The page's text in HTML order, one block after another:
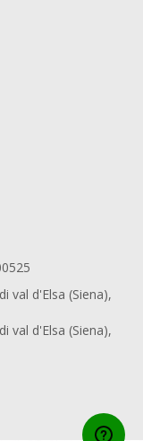
val d'Elsa (Siena),
val d'Elsa (Siena),